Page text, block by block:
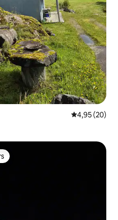
Évaluation
4,95 (20)
plus appréciés